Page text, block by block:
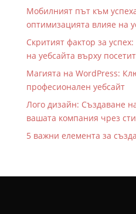
Мобилният път към
оптимизацията влияе на
Скритият фактор за
на уебсайта върху
Магията на WordPress:
професионален уебсайт
Лого дизайн: Създаване
вашата компания чрез
5 важни елемента за